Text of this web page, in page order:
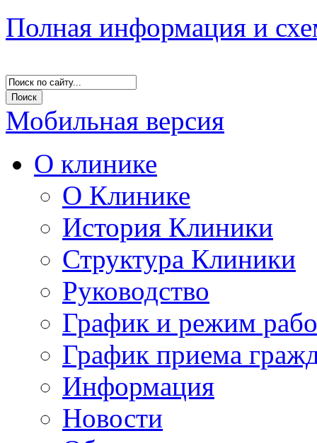
Полная информация и
Мобильная версия
О клинике
О Клинике
История Клиники
Структура Клиники
Руководство
График и режим
График приема
Информация
Новости